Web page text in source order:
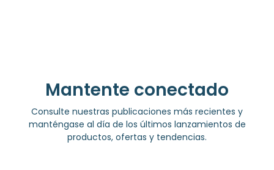
Mantente conectado
Consulte nuestras publicaciones más recientes y
manténgase al día de los últimos lanzamientos de
productos, ofertas y tendencias.